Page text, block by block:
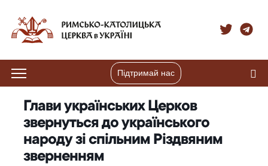
Підтримай нас
Глави українських Церков
звернуться до українського
народу зі спільним Різдвяним
зверненням